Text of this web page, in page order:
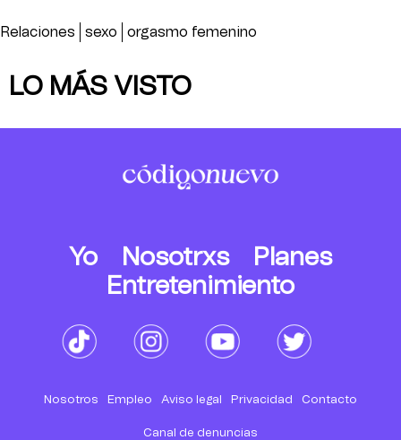
Relaciones sexo orgasmo femenino
LO MÁS VISTO
Yo Nosotrxs
Planes
Entretenimiento
Nosotros Empleo Aviso legal Privacidad Contacto
Canal de denuncias